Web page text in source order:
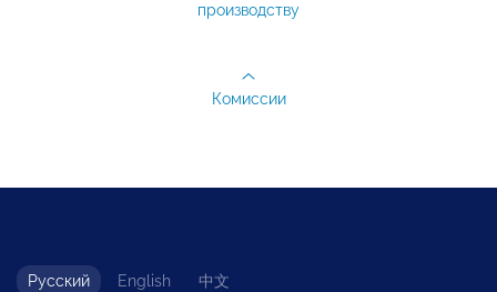
производству
Комиссии
Русский English 中文